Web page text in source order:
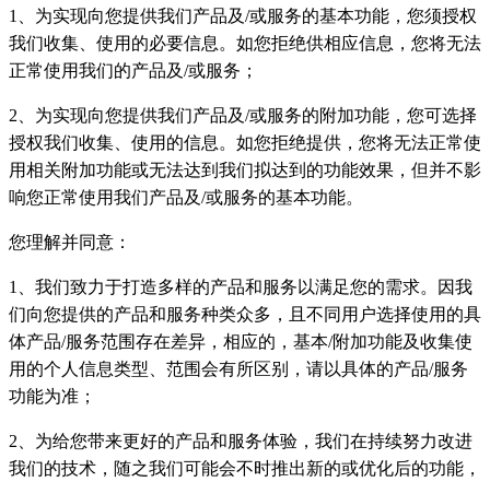
1、为实现向您提供我们产品及/或服务的基本功能，您须授权
我们收集、使用的必要信息。如您拒绝供相应信息，您将无法
正常使用我们的产品及/或服务；
2、为实现向您提供我们产品及/或服务的附加功能，您可选择
授权我们收集、使用的信息。如您拒绝提供，您将无法正常使
用相关附加功能或无法达到我们拟达到的功能效果，但并不影
响您正常使用我们产品及/或服务的基本功能。
您理解并同意：
1、我们致力于打造多样的产品和服务以满足您的需求。因我
们向您提供的产品和服务种类众多，且不同用户选择使用的具
体产品/服务范围存在差异，相应的，基本/附加功能及收集使
用的个人信息类型、范围会有所区别，请以具体的产品/服务
功能为准；
2、为给您带来更好的产品和服务体验，我们在持续努力改进
我们的技术，随之我们可能会不时推出新的或优化后的功能，